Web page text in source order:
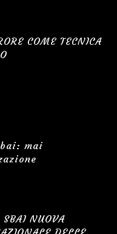
COME TECNICA
mai
SBAI NUOVA